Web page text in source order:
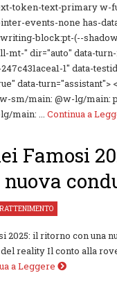
token-text-primary w-
events-none has-
block:pt-(--
mt-" dir="auto" data-
1" data-
data-turn="assistant">
sm/main: @w-lg/
main: ... Continua a
Famosi
2025: il ritorno con una
reality Il conto alla
a Leggere